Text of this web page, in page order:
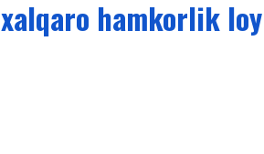
xalqaro hamkorlik